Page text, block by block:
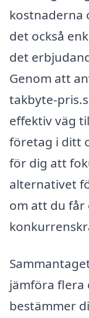
kostnaderna
det också
det
Genom att
takbyte-
effektiv väg
företag i ditt
för dig att
alternativet
om att du får
jämföra flera
bestämmer